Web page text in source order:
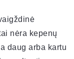
nėra kepenų
daug arba kartu